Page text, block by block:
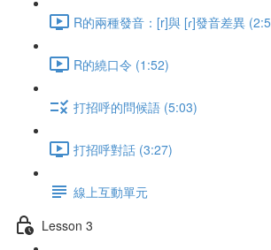
R的兩種發音：[r]與 [ɾ]發音差異
R的繞口令 (1:52)
打招呼的問候語 (5:03)
打招呼對話 (3:27)
線上互動單元
Lesson 3